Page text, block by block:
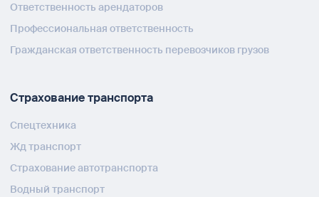
Ответственность арендаторов
Профессиональная ответственность
Гражданская ответственность перевозчиков грузов
Страхование транспорта
Спецтехника
Жд транспорт
Страхование автотранспорта
Водный транспорт